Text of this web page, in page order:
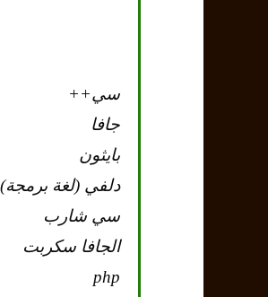
سي++
جافا
بايثون
دلفي (لغة برمجة)
سي شارب
الجافا سكربت
php